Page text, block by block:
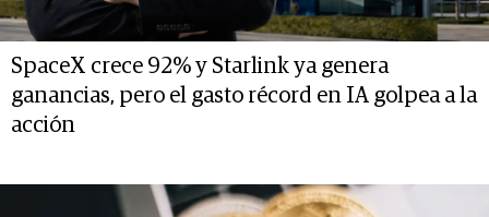
SpaceX crece 92% y Starlink ya genera
ganancias, pero el gasto récord en IA golpea a la
acción